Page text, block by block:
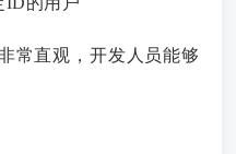
常直观，开发人员能够